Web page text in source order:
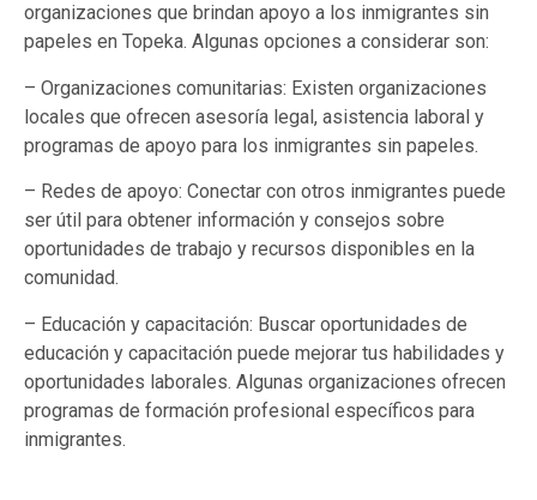
organizaciones que brindan apoyo a los inmigrantes sin
papeles en Topeka. Algunas opciones a considerar son:
– Organizaciones comunitarias: Existen organizaciones
locales que ofrecen asesoría legal, asistencia laboral y
programas de apoyo para los inmigrantes sin papeles.
– Redes de apoyo: Conectar con otros inmigrantes puede
ser útil para obtener información y consejos sobre
oportunidades de trabajo y recursos disponibles en la
comunidad.
– Educación y capacitación: Buscar oportunidades de
educación y capacitación puede mejorar tus habilidades y
oportunidades laborales. Algunas organizaciones ofrecen
programas de formación profesional específicos para
inmigrantes.